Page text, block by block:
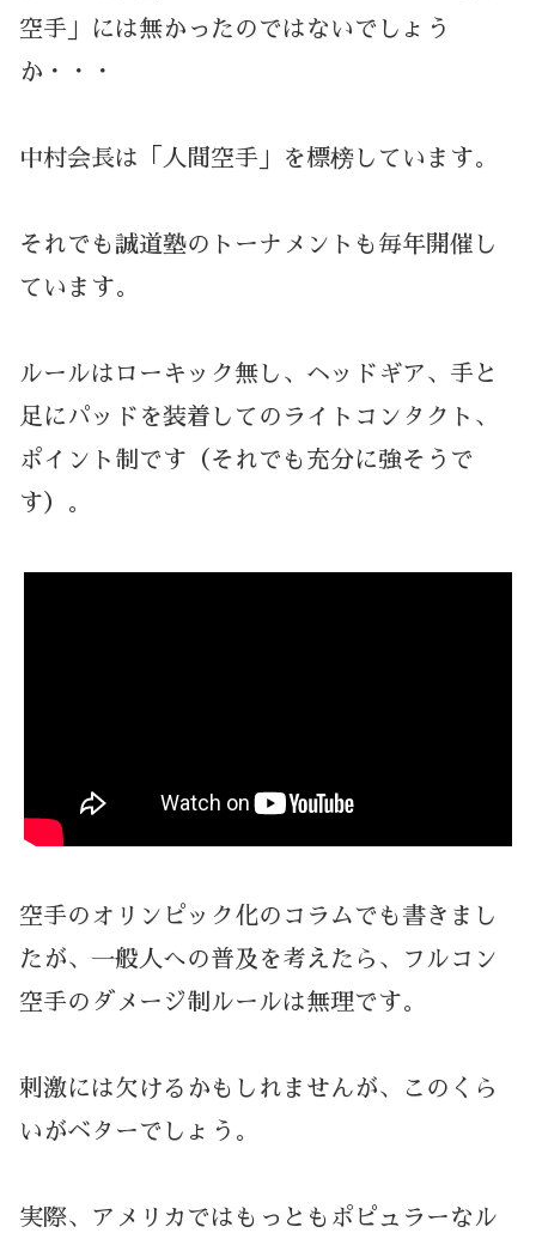
空手」には無かったのではないでしょう
か・・・
中村会長は「人間空手」を標榜しています。
それでも誠道塾のトーナメントも毎年開催し
ています。
ルールはローキック無し、ヘッドギア、手と
足にパッドを装着してのライトコンタクト、
ポイント制です（それでも充分に強そうで
す）。
空手のオリンピック化のコラムでも書きまし
たが、一般人への普及を考えたら、フルコン
空手のダメージ制ルールは無理です。
刺激には欠けるかもしれませんが、このくら
いがベターでしょう。
実際、アメリカではもっともポピュラーなル